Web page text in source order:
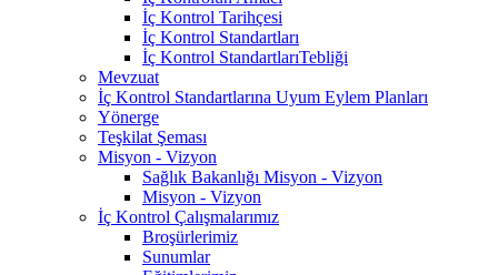
İç Kontrol Tarihçesi
İç Kontrol Standartları
İç Kontrol StandartlarıTebliği
Mevzuat
İç Kontrol Standartlarına Uyum Eylem Planları
Yönerge
Teşkilat Şeması
Misyon - Vizyon
Sağlık Bakanlığı Misyon - Vizyon
Misyon - Vizyon
İç Kontrol Çalışmalarımız
Broşürlerimiz
Sunumlar